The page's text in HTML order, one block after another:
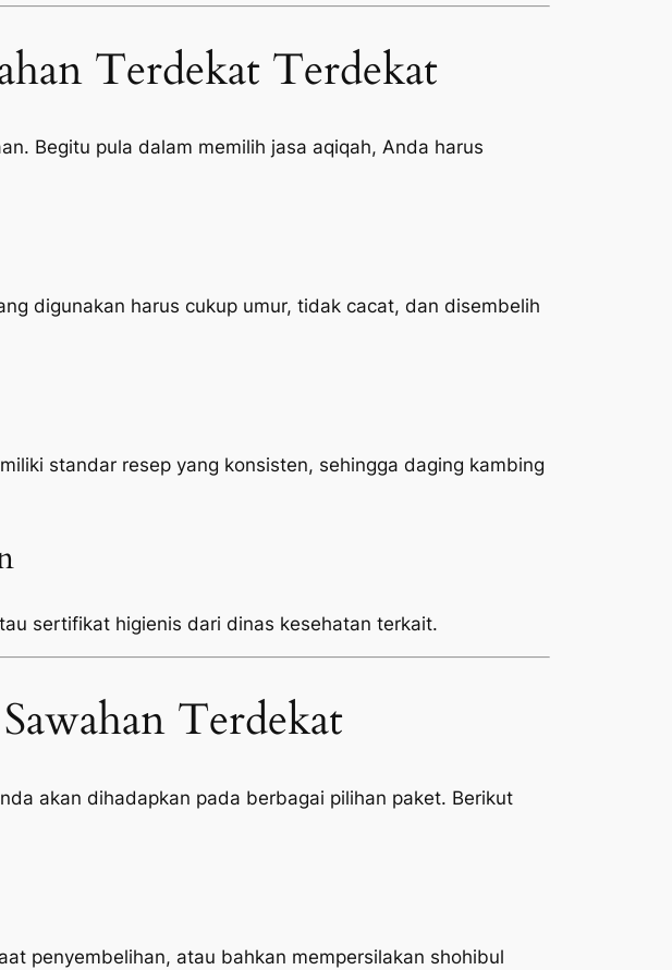
Terdekat Terdekat
Begitu pula dalam memilih jasa aqiqah, Anda harus
digunakan harus cukup umur, tidak cacat, dan disembelih
standar resep yang konsisten, sehingga daging kambing
sertifikat higienis dari dinas kesehatan terkait.
Terdekat
akan dihadapkan pada berbagai pilihan paket. Berikut
penyembelihan, atau bahkan mempersilakan shohibul